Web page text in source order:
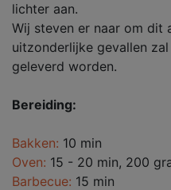
lichter aan.
Wij steven er naar om dit
uitzonderlijke gevallen
geleverd worden.
Bereiding:
Bakken: 10 min
Oven: 15 - 20 min, 200
Barbecue: 15 min